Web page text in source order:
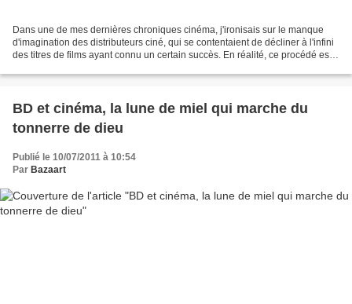
Dans une de mes dernières chroniques cinéma, j'ironisais sur le manque
d'imagination des distributeurs ciné, qui se contentaient de décliner à l'infini
des titres de films ayant connu un certain succès. En réalité, ce procédé est
BD et cinéma, la lune de miel qui marche du
tonnerre de dieu
Publié le 10/07/2011 à 10:54
Par Bazaart